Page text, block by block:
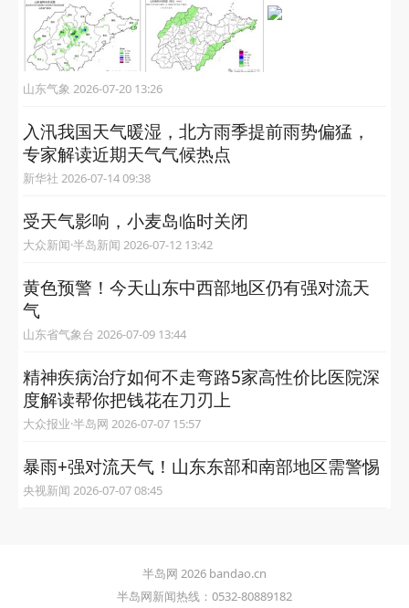
山东气象 2026-07-20 13:26
入汛我国天气暖湿，北方雨季提前雨势偏猛，
专家解读近期天气气候热点
新华社 2026-07-14 09:38
受天气影响，小麦岛临时关闭
大众新闻·半岛新闻 2026-07-12 13:42
黄色预警！今天山东中西部地区仍有强对流天
气
山东省气象台 2026-07-09 13:44
精神疾病治疗如何不走弯路5家高性价比医院深
度解读帮你把钱花在刀刃上
大众报业·半岛网 2026-07-07 15:57
暴雨+强对流天气！山东东部和南部地区需警惕
央视新闻 2026-07-07 08:45
半岛网 2026 bandao.cn
半岛网新闻热线：0532-80889182